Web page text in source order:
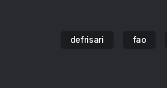
defrisari fao